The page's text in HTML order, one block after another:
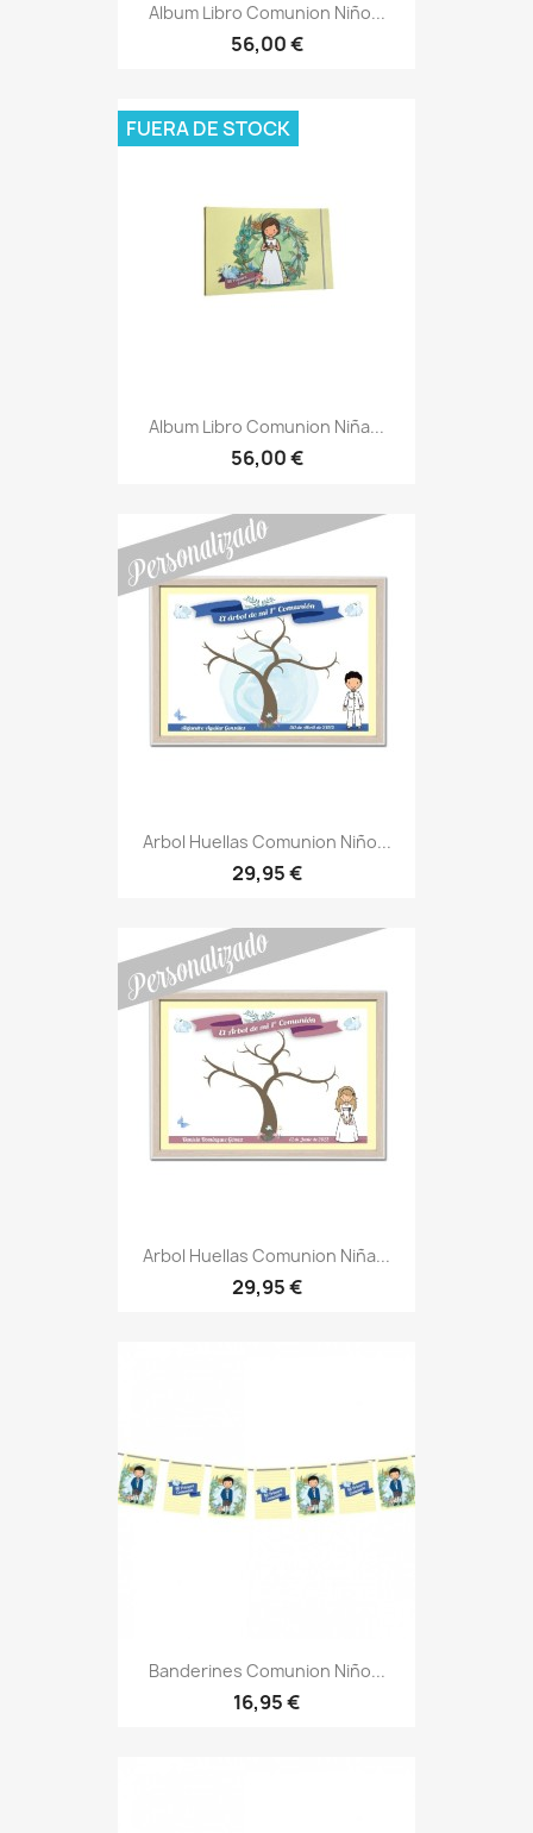
Album Libro Comunion Niño...
56,00 €
Album Libro Comunion Niña...
56,00 €
FUERA DE STOCK
Arbol Huellas Comunion Niño...
29,95 €
Arbol Huellas Comunion Niña...
29,95 €
Banderines Comunion Niño...
16,95 €